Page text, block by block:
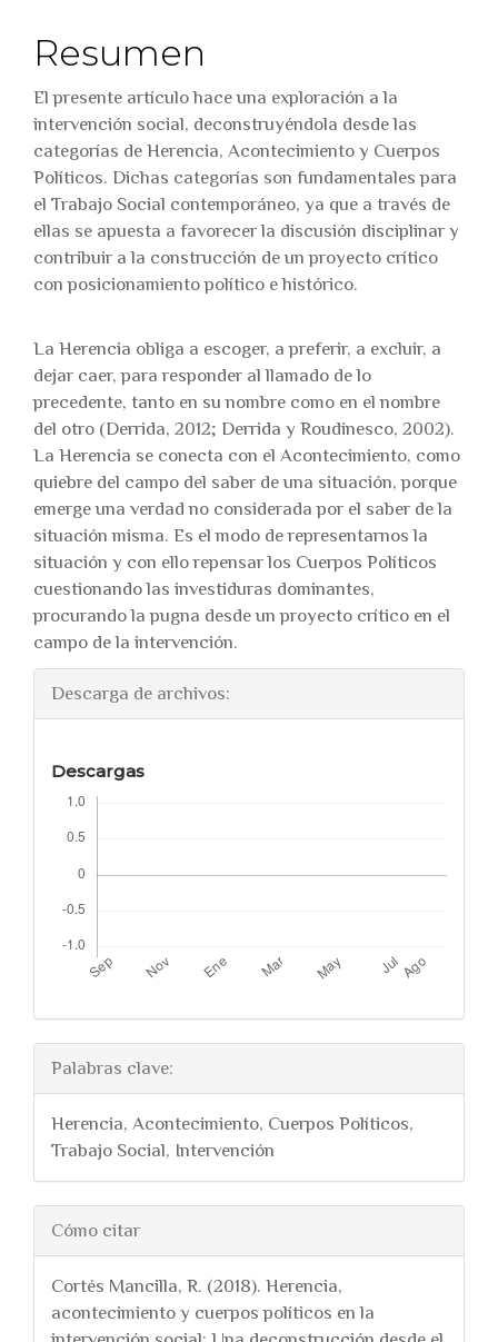
Resumen
El presente artículo hace una exploración a la
intervención social, deconstruyéndola desde las
categorías de Herencia, Acontecimiento y Cuerpos
Políticos. Dichas categorías son fundamentales para
el Trabajo Social contemporáneo, ya que a través de
ellas se apuesta a favorecer la discusión disciplinar y
contribuir a la construcción de un proyecto crítico
con posicionamiento político e histórico.
La Herencia obliga a escoger, a preferir, a excluir, a
dejar caer, para responder al llamado de lo
precedente, tanto en su nombre como en el nombre
del otro (Derrida, 2012; Derrida y Roudinesco, 2002).
La Herencia se conecta con el Acontecimiento, como
quiebre del campo del saber de una situación, porque
emerge una verdad no considerada por el saber de la
situación misma. Es el modo de representarnos la
situación y con ello repensar los Cuerpos Políticos
cuestionando las investiduras dominantes,
procurando la pugna desde un proyecto crítico en el
campo de la intervención.
Descarga de archivos:
Descargas
Palabras clave:
Herencia, Acontecimiento, Cuerpos Políticos,
Trabajo Social, Intervención
Cómo citar
Cortés Mancilla, R. (2018). Herencia,
acontecimiento y cuerpos políticos en la